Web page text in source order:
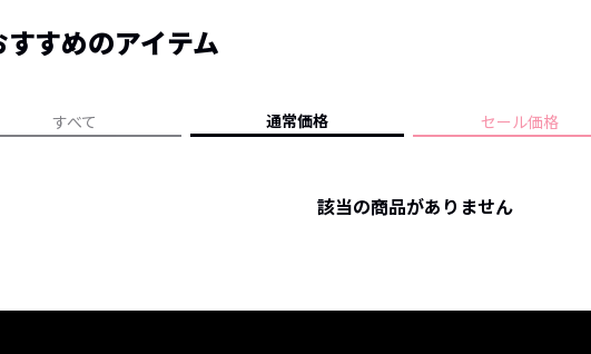
ト
ーデ紹介
人気記事ランキング
フォーカスブランド
プライバシーポリシー
すめのアイテム
すべて 通常価格 セール価格
該当の商品がありません